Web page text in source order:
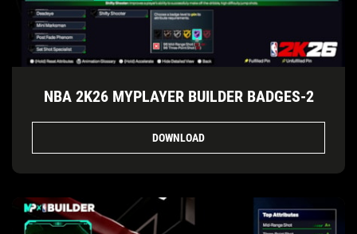
NBA 2K26 MYPLAYER BUILDER BADGES-2
DOWNLOAD